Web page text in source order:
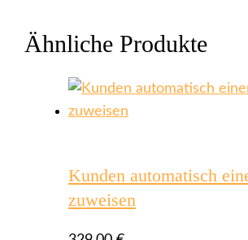
Ähnliche Produkte
Kunden automatisch
zuweisen